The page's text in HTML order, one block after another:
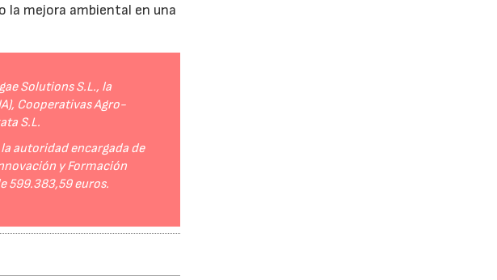
mejora ambiental en una
Solutions S.L., la
Cooperativas Agro-
S.L.
autoridad encargada de
y Formación
599.383,59 euros.